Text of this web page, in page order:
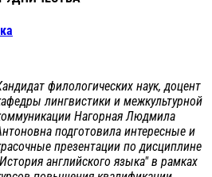
филологических наук, доцент
лингвистики и межкультурной
Нагорная Людмила
подготовила интересные и
презентации по дисциплине
английского языка" в рамках